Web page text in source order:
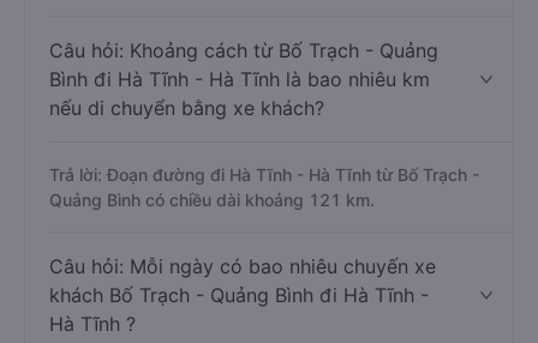
Câu hỏi: Khoảng cách từ Bố Trạch - Quảng
Bình đi Hà Tĩnh - Hà Tĩnh là bao nhiêu km
nếu di chuyển bằng xe khách?
Trả lời: Đoạn đường đi Hà Tĩnh - Hà Tĩnh từ Bố Trạch -
Quảng Bình có chiều dài khoảng 121 km.
Câu hỏi: Mỗi ngày có bao nhiêu chuyến xe
khách Bố Trạch - Quảng Bình đi Hà Tĩnh -
Hà Tĩnh ?